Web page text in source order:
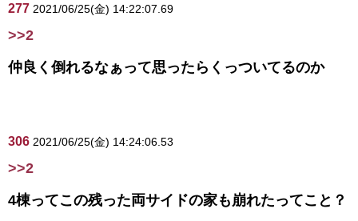
277 2021/06/25(金) 14:22:07.69
>>2
仲良く倒れるなぁって思ったらくっついてるのか
306 2021/06/25(金) 14:24:06.53
>>2
4棟ってこの残った両サイドの家も崩れたってこと？